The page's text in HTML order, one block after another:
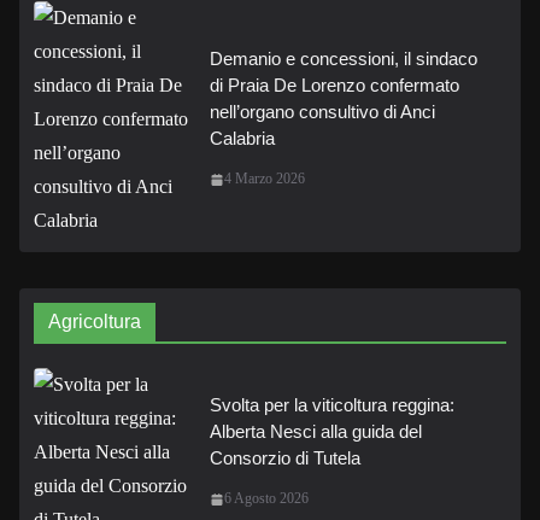
Demanio e concessioni, il sindaco
di Praia De Lorenzo confermato
nell’organo consultivo di Anci
Calabria
4 Marzo 2026
Agricoltura
Svolta per la viticoltura reggina:
Alberta Nesci alla guida del
Consorzio di Tutela
6 Agosto 2026